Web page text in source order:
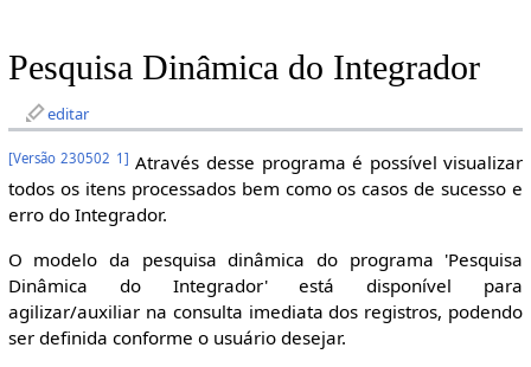
Pesquisa Dinâmica do Integrador
editar
[Versão 230502 1 ] Através desse programa é possível visualizar
todos os itens processados bem como os casos de sucesso e
erro do Integrador.
O modelo da pesquisa dinâmica do programa 'Pesquisa
Dinâmica do Integrador' está disponível para
agilizar/auxiliar na consulta imediata dos registros, podendo
ser definida conforme o usuário desejar.